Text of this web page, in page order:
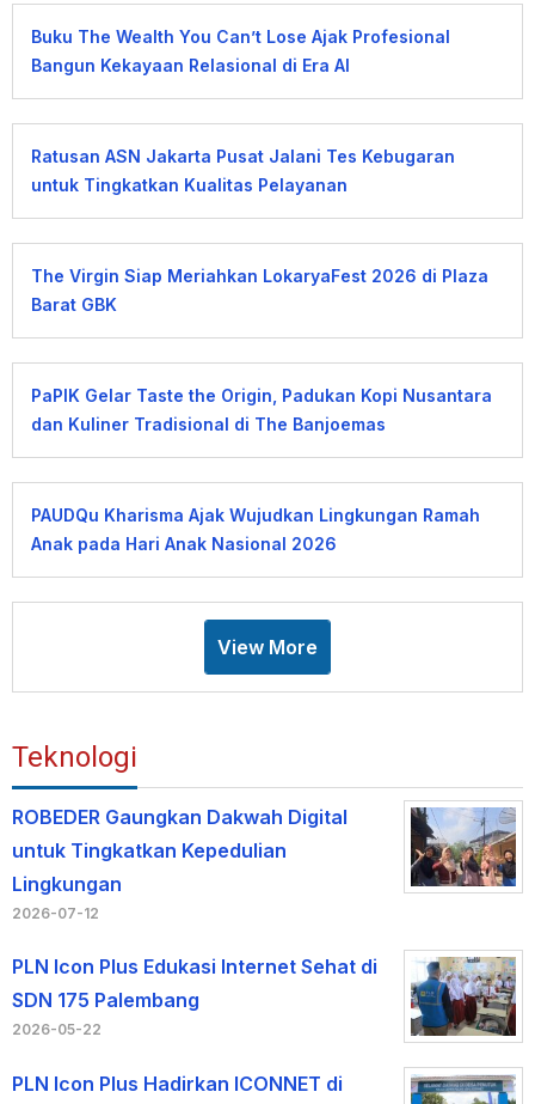
Buku The Wealth You Can’t Lose Ajak Profesional
Bangun Kekayaan Relasional di Era AI
Ratusan ASN Jakarta Pusat Jalani Tes Kebugaran
untuk Tingkatkan Kualitas Pelayanan
The Virgin Siap Meriahkan LokaryaFest 2026 di Plaza
Barat GBK
PaPIK Gelar Taste the Origin, Padukan Kopi Nusantara
dan Kuliner Tradisional di The Banjoemas
PAUDQu Kharisma Ajak Wujudkan Lingkungan Ramah
Anak pada Hari Anak Nasional 2026
View More
Teknologi
ROBEDER Gaungkan Dakwah Digital
untuk Tingkatkan Kepedulian
Lingkungan
2026-07-12
PLN Icon Plus Edukasi Internet Sehat di
SDN 175 Palembang
2026-05-22
PLN Icon Plus Hadirkan ICONNET di